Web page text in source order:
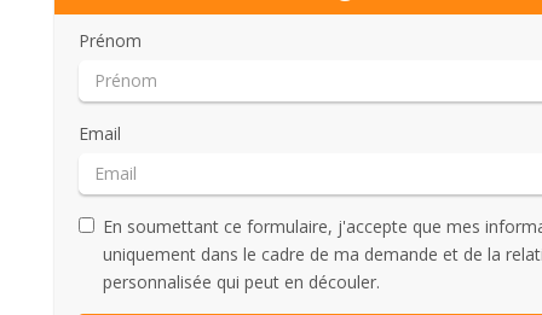
Prénom
Email
En soumettant ce formulaire, j'accepte que mes
uniquement dans le cadre de ma demande et de la
personnalisée qui peut en découler.